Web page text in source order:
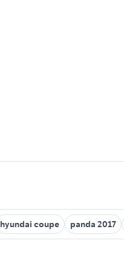
hyundai coupe panda 2017